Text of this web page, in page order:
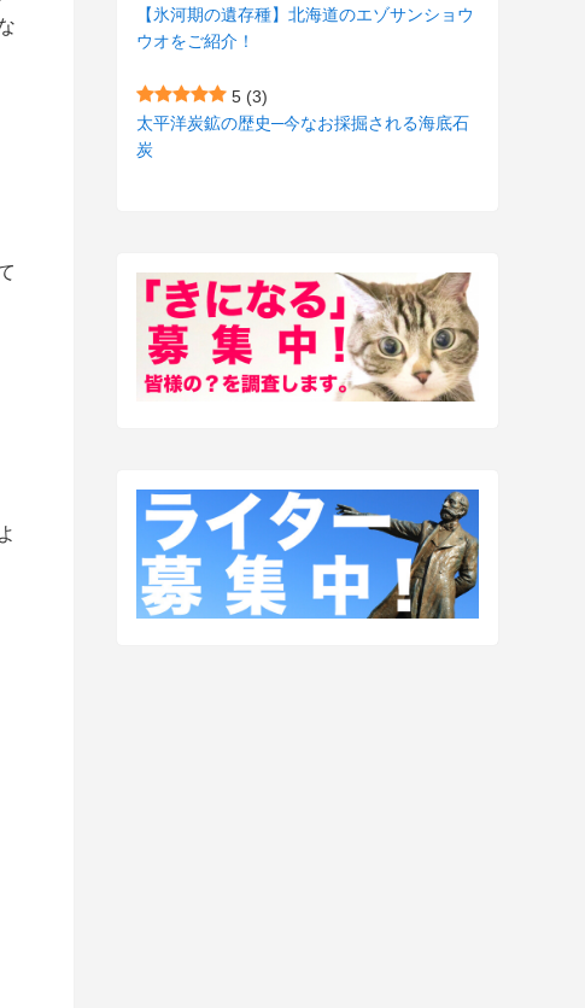
(52)
(3)
(2)
(1)
【氷河期の遺存種】北海道のエゾサンショウ
ウオをご紹介！
5 (3)
太平洋炭鉱の歴史─今なお採掘される海底石
炭